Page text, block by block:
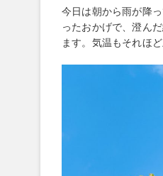
今日は朝から雨が降
ったおかげで、澄ん
ます。気温もそれほ